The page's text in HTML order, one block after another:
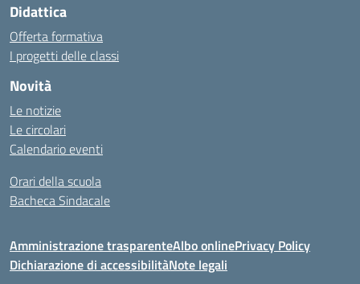
Didattica
Offerta formativa
I progetti delle classi
Novità
Le notizie
Le circolari
Calendario eventi
Orari della scuola
Bacheca Sindacale
Amministrazione trasparenteAlbo onlinePrivacy Policy
Dichiarazione di accessibilitàNote legali